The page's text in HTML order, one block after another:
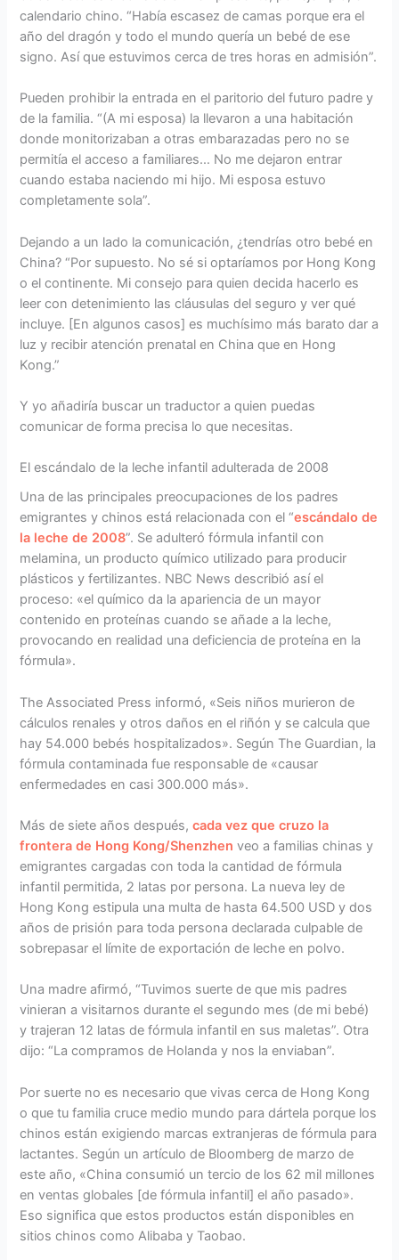
calendario chino. “Había escasez de camas porque era el
año del dragón y todo el mundo quería un bebé de ese
signo. Así que estuvimos cerca de tres horas en admisión”.
Pueden prohibir la entrada en el paritorio del futuro padre y
de la familia. “(A mi esposa) la llevaron a una habitación
donde monitorizaban a otras embarazadas pero no se
permitía el acceso a familiares… No me dejaron entrar
cuando estaba naciendo mi hijo. Mi esposa estuvo
completamente sola”.
Dejando a un lado la comunicación, ¿tendrías otro bebé en
China? “Por supuesto. No sé si optaríamos por Hong Kong
o el continente. Mi consejo para quien decida hacerlo es
leer con detenimiento las cláusulas del seguro y ver qué
incluye. [En algunos casos] es muchísimo más barato dar a
luz y recibir atención prenatal en China que en Hong
Kong.”
Y yo añadiría buscar un traductor a quien puedas
comunicar de forma precisa lo que necesitas.
El escándalo de la leche infantil adulterada de 2008
Una de las principales preocupaciones de los padres
emigrantes y chinos está relacionada con el “escándalo de
la leche de 2008”. Se adulteró fórmula infantil con
melamina, un producto químico utilizado para producir
plásticos y fertilizantes. NBC News describió así el
proceso: «el químico da la apariencia de un mayor
contenido en proteínas cuando se añade a la leche,
provocando en realidad una deficiencia de proteína en la
fórmula».
The Associated Press informó, «Seis niños murieron de
cálculos renales y otros daños en el riñón y se calcula que
hay 54.000 bebés hospitalizados». Según The Guardian, la
fórmula contaminada fue responsable de «causar
enfermedades en casi 300.000 más».
Más de siete años después,cada vez que cruzo la
frontera de Hong Kong/Shenzhen veo a familias chinas y
emigrantes cargadas con toda la cantidad de fórmula
infantil permitida, 2 latas por persona. La nueva ley de
Hong Kong estipula una multa de hasta 64.500 USD y dos
años de prisión para toda persona declarada culpable de
sobrepasar el límite de exportación de leche en polvo.
Una madre afirmó, “Tuvimos suerte de que mis padres
vinieran a visitarnos durante el segundo mes (de mi bebé)
y trajeran 12 latas de fórmula infantil en sus maletas”. Otra
dijo: “La compramos de Holanda y nos la enviaban”.
Por suerte no es necesario que vivas cerca de Hong Kong
o que tu familia cruce medio mundo para dártela porque los
chinos están exigiendo marcas extranjeras de fórmula para
lactantes. Según un artículo de Bloomberg de marzo de
este año, «China consumió un tercio de los 62 mil millones
en ventas globales [de fórmula infantil] el año pasado».
Eso significa que estos productos están disponibles en
sitios chinos como Alibaba y Taobao.